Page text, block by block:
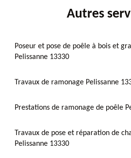
Autres
Poseur et pose de poêle à bois et
Pelissanne 13330
Travaux de ramonage Pelissanne
Prestations de ramonage de poêle
Travaux de pose et réparation de
Pelissanne 13330